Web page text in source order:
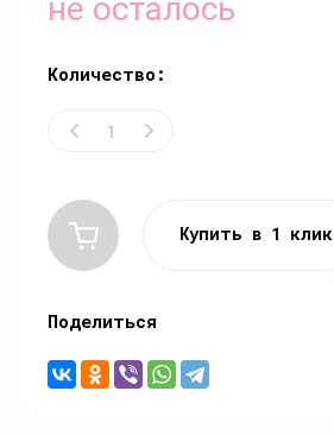
не осталось
Количество:
Купить в 1 клик
Поделиться